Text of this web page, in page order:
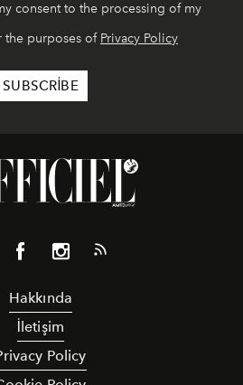
consent to the processing of my
the purposes of Privacy Policy
Hakkında
İletişim
Policy